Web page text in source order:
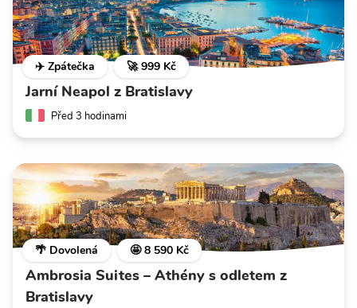
✈️ Zpátečka 🚀 999 Kč
Jarní Neapol z Bratislavy
Před 3 hodinami
🌴 Dovolená 🤩 8 590 Kč
Ambrosia Suites – Athény s odletem z
Bratislavy